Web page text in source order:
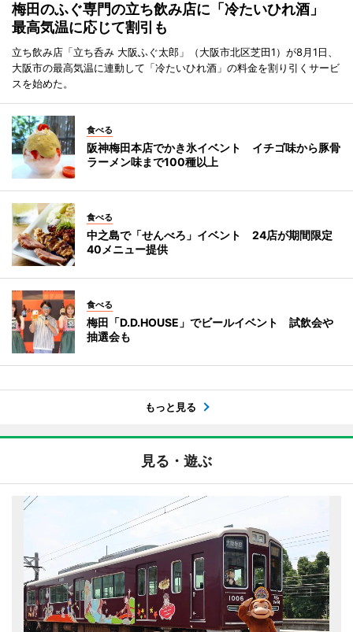
梅田のふぐ専門の立ち飲み店に「冷たいひれ酒」
最高気温に応じて割引も
立ち飲み店「立ち呑み 大阪ふぐ太郎」（大阪市北区芝田1）が8月1日、
大阪市の最高気温に連動して「冷たいひれ酒」の料金を割り引くサービ
スを始めた。
食べる
阪神梅田本店でかき氷イベント イチゴ味から豚骨
ラーメン味まで100種以上
食べる
中之島で「せんべろ」イベント 24店が期間限定
40メニュー提供
食べる
梅田「D.D.HOUSE」でビールイベント 試飲会や
抽選会も
もっと見る
見る・遊ぶ